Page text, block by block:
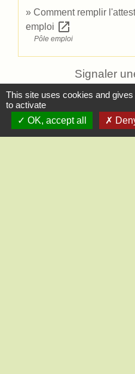
Comment remplir
emploi open_in_new
Pôle emploi
Signaler
This site uses cookies and
to activate
OK, accept all